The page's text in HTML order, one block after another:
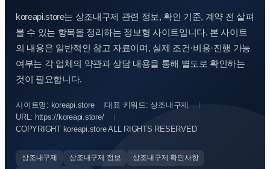
koreapi.store는 상조내구제 관련 정보, 확인 기준, 계약 전 살펴
볼 수 있는 항목을 정리하는 정보형 사이트입니다. 본 사이트
의 내용은 일반적인 참고 자료이며, 실제 조건·비용·진행 가능
여부는 각 업체의 약관과 상담 내용을 통해 별도로 확인하는
것이 필요합니다.
사이트명: koreapi.store
대표 키워드: 상조내구제
URL: https://koreapi.store/
COPYRIGHT koreapi.store ALL RIGHTS RESERVED
상조내구제 상조내구제 정보
상조내구제 확인사항